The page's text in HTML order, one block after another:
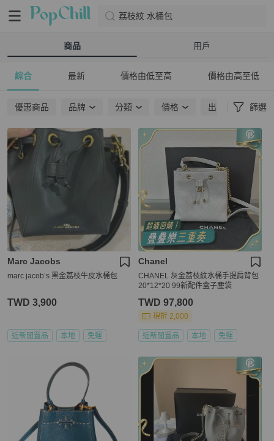
荔枝紋 水桶包
商品 用戶
綜合 最新 價格由低至高 價格由高至低
優惠商品 品牌 分類 價格 出貨地點 篩選
Marc Jacobs
marc jacob’s 黑金荔枝牛皮水桶包
TWD 3,900
近新閒置品 本地 免運
Chanel
CHANEL 灰金荔枝紋水桶手提肩背包
20*12*20 99新配件盒子塵袋
TWD 97,800
現折 2,000
近新閒置品 本地 免運